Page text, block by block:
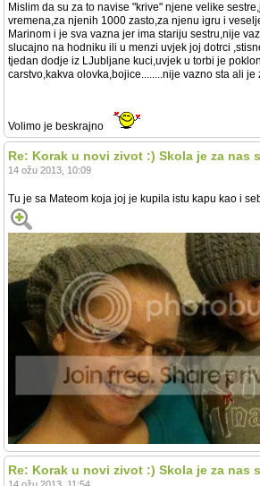
Mislim da su za to navise "krive" njene velike
vremena,za njenih 1000 zasto,za njenu igru i
Marinom i je sva vazna jer ima stariju sestru,nije
slucajno na hodniku ili u menzi uvjek joj dotrci
tjedan dodje iz LJubljane kuci,uvjek u torbi je
carstvo,kakva olovka,bojice........nije vazno sta ali je
Volimo je beskrajno
Re: Korak u novi zivot :) Skola je za nas
14 ožu 2013, 10:09
Tu je sa Mateom koja joj je kupila istu kapu kao i
Re: Korak u novi zivot :) Skola je za nas